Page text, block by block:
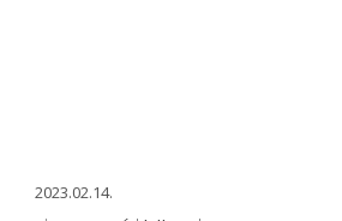
2023.02.14.